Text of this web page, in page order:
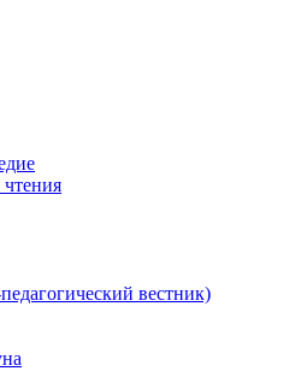
вестник)